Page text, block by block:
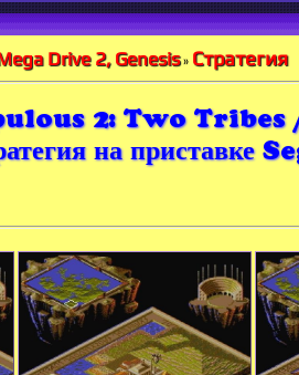
Drive 2, Genesis» Стратегия
2: Two Tribes /
на приставке